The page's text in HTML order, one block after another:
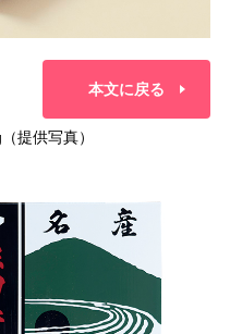
本文に戻る
提供写真）